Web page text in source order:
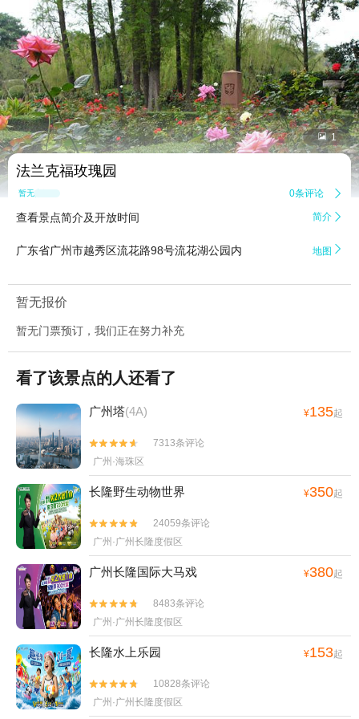
 1
法兰克福玫瑰园
暂无点评 0条评论 
查看景点简介及开放时间 简介 
广东省广州市越秀区流花路98号流花湖公园内 地图 
暂无报价
暂无门票预订，我们正在努力补充
看了该景点的人还看了
广州塔(4A) ¥135起


7313条评论
广州·海珠区
长隆野生动物世界 ¥350起


24059条评论
广州·广州长隆度假区
广州长隆国际大马戏 ¥380起


8483条评论
广州·广州长隆度假区
长隆水上乐园 ¥153起


10828条评论
广州·广州长隆度假区
